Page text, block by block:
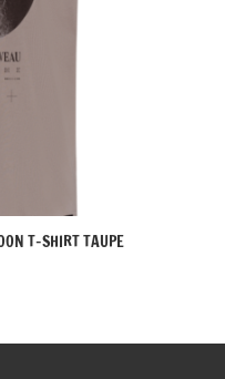
T-SHIRT TAUPE